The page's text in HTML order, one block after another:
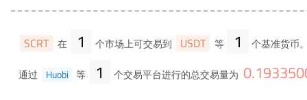
SCRT 在 1 个市场上可交易到 USDT 等 1 个基准货币
通过 Huobi 等 1 个交易平台进行的总交易量为 0.